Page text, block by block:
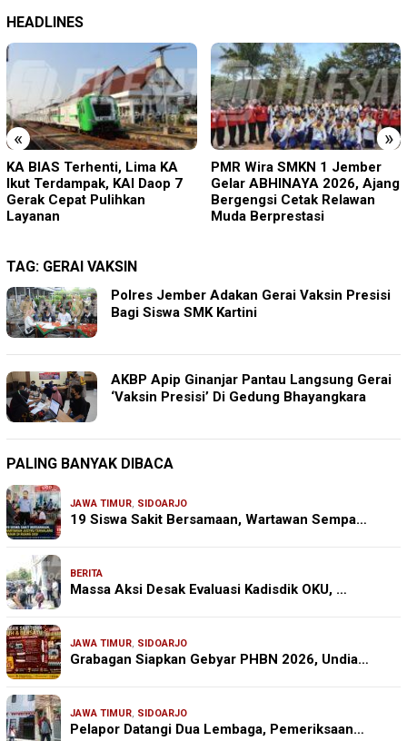
HEADLINES
« »
PMR Wira SMKN 1 Jember
Gelar ABHINAYA 2026, Ajang
Bergengsi Cetak Relawan
Muda Berprestasi
Imigrasi Ponorogo Deportasi
Satu WN Tiongkok
Salahgunakan Ijin Tinggal
TAG: GERAI VAKSIN
Polres Jember Adakan Gerai Vaksin Presisi
Bagi Siswa SMK Kartini
AKBP Apip Ginanjar Pantau Langsung Gerai
‘Vaksin Presisi’ Di Gedung Bhayangkara
PALING BANYAK DIBACA
JAWA TIMUR, SIDOARJO
19 Siswa Sakit Bersamaan, Wartawan Sempa…
BERITA
Massa Aksi Desak Evaluasi Kadisdik OKU, …
JAWA TIMUR, SIDOARJO
Grabagan Siapkan Gebyar PHBN 2026, Undia…
JAWA TIMUR, SIDOARJO
Pelapor Datangi Dua Lembaga, Pemeriksaan…